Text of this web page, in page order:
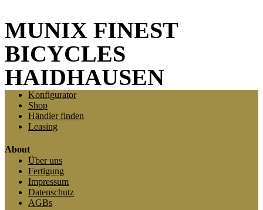
MUNIX FINEST
BICYCLES
HAIDHAUSEN
Konfigurator
Shop
Händler finden
Leasing
About
Über uns
Fertigung
Impressum
Datenschutz
AGBs